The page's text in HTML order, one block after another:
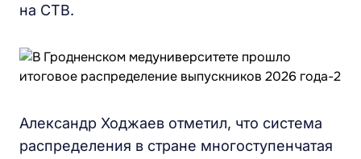
на СТВ.
Александр Ходжаев отметил, что система
распределения в стране многоступенчатая